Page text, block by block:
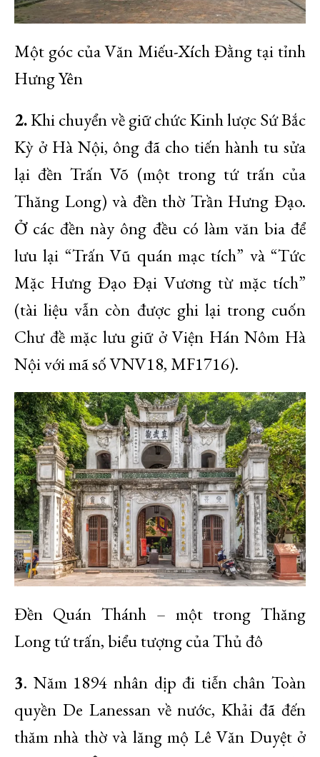
Một góc của Văn Miếu-Xích Đằng tại tỉnh
Hưng Yên
2.Khi chuyển về giữ chức Kinh lược Sứ Bắc
Kỳ ở Hà Nội, ông đã cho tiến hành tu sửa
lại đền Trấn Võ (một trong tứ trấn của
Thăng Long) và đền thờ Trần Hưng Đạo.
Ở các đền này ông đều có làm văn bia để
lưu lại “Trấn Vũ quán mạc tích” và “Tức
Mặc Hưng Đạo Đại Vương từ mặc tích”
(tài liệu vẫn còn được ghi lại trong cuốn
Chư đề mặc lưu giữ ở Viện Hán Nôm Hà
Nội với mã số VNV18, MF1716).
Đền Quán Thánh – một trong Thăng
Long tứ trấn, biểu tượng của Thủ đô
3. Năm 1894 nhân dịp đi tiễn chân Toàn
quyền De Lanessan về nước, Khải đã đến
thăm nhà thờ và lăng mộ Lê Văn Duyệt ở